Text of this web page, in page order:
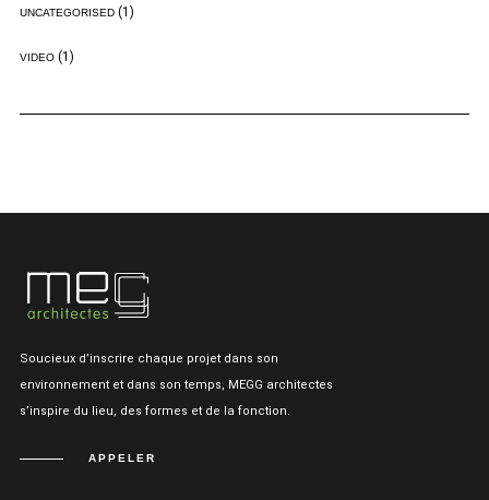
UNCATEGORISED(1)
VIDEO(1)
Soucieux d’inscrire chaque projet dans son
environnement et dans son temps, MEGG architectes
s’inspire du lieu, des formes et de la fonction.
APPELER